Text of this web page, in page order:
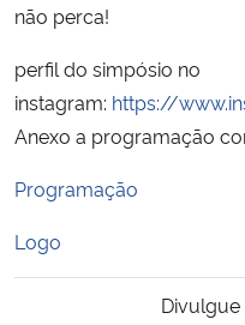
Secretaria-Geral
Secretaria de Governo
Gabinete de Segurança Institucional
Advocacia-Geral da União
não perca!
perfil do simpósio no
instagram: https://
Anexo a programação
Programação
Logo